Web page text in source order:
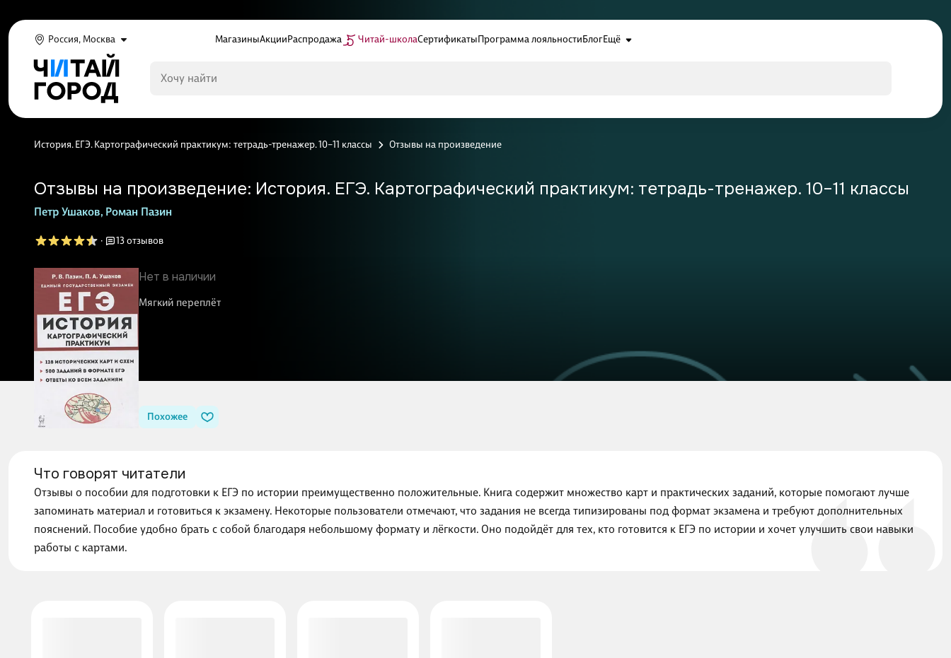
Россия, Москва МагазиныАкцииРаспродажа Читай-школаСертификатыПрограмма лояльностиБлогЕщё
История. ЕГЭ. Картографический практикум: тетрадь-тренажер. 10–11 классы Отзывы на произведение
Отзывы на произведение: История. ЕГЭ. Картографический практикум: тетрадь-тренажер. 10–11 классы
Петр Ушаков, Роман Пазин
· 13 отзывов
Нет в наличии
Мягкий переплёт
Похожее
Что говорят читатели
Отзывы о пособии для подготовки к ЕГЭ по истории преимущественно положительные. Книга содержит множество карт и практических заданий, которые помогают лучше
запоминать материал и готовиться к экзамену. Некоторые пользователи отмечают, что задания не всегда типизированы под формат экзамена и требуют дополнительных
пояснений. Пособие удобно брать с собой благодаря небольшому формату и лёгкости. Оно подойдёт для тех, кто готовится к ЕГЭ по истории и хочет улучшить свои навыки
работы с картами.